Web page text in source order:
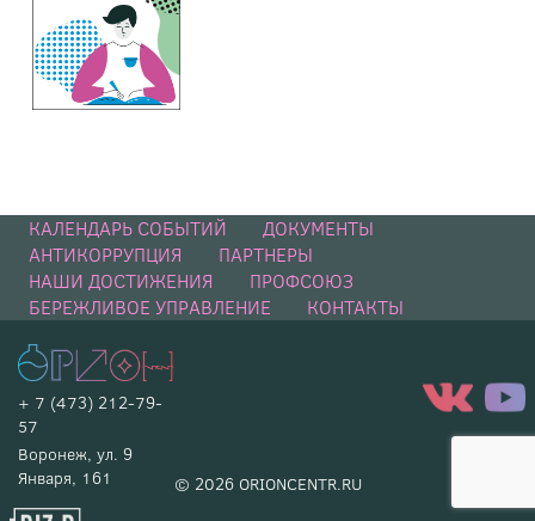
КАЛЕНДАРЬ СОБЫТИЙ
ДОКУМЕНТЫ
АНТИКОРРУПЦИЯ
ПАРТНЕРЫ
НАШИ ДОСТИЖЕНИЯ
ПРОФСОЮЗ
БЕРЕЖЛИВОЕ УПРАВЛЕНИЕ
КОНТАКТЫ
+ 7 (473) 212-79-
57
Воронеж, ул. 9
Января, 161
© 2026 ORIONCENTR.RU